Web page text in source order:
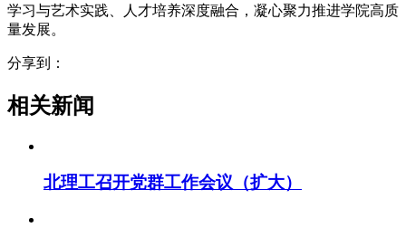
学习与艺术实践、人才培养深度融合，凝心聚力推进学院高质
量发展。
分享到：
相关新闻
北理工召开党群工作会议（扩大）